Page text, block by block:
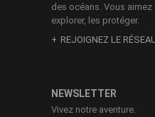
des océans. Vous aimez
explorer, les protéger.
REJOIGNEZ LE
NEWSLETTER
Vivez notre aventure.